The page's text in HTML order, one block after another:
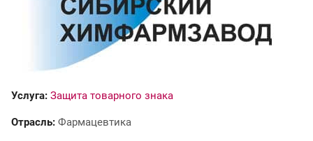
Услуга: Защита товарного знака
Отрасль: Фармацевтика